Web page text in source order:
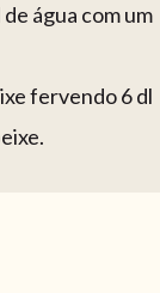
água com um
fervendo 6 dl